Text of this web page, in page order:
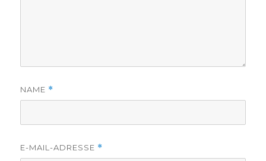
NAME *
E-MAIL-ADRESSE *